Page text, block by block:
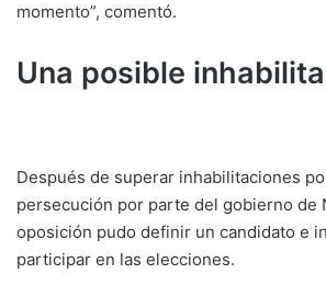
momento”, comentó.
Una posible
Después de superar inhabilitaciones
persecución por parte del gobierno de
oposición pudo definir un candidato e
participar en las elecciones.